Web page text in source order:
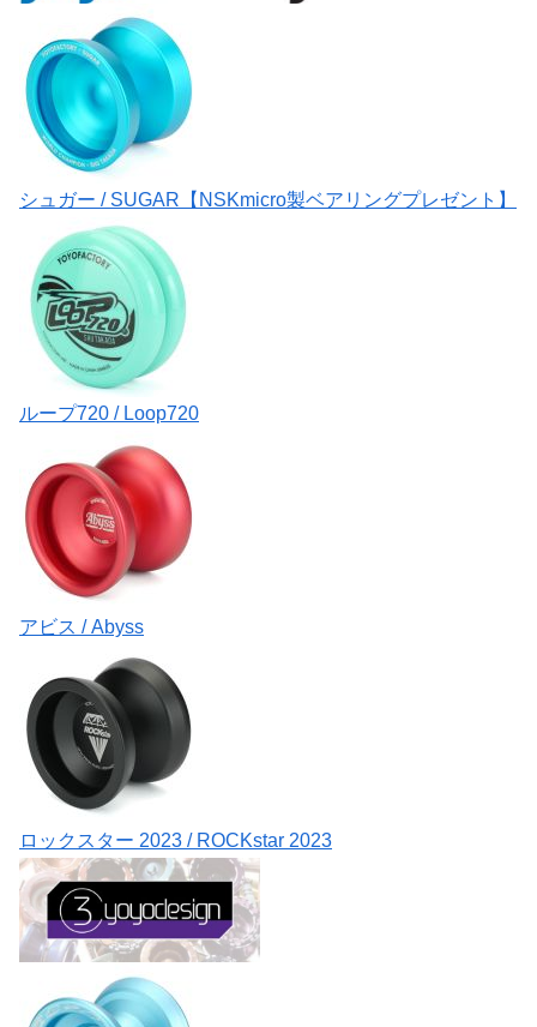
シュガー / SUGAR【NSKmicro製ベアリングプレゼント】
ループ720 / Loop720
アビス / Abyss
ロックスター 2023 / ROCKstar 2023